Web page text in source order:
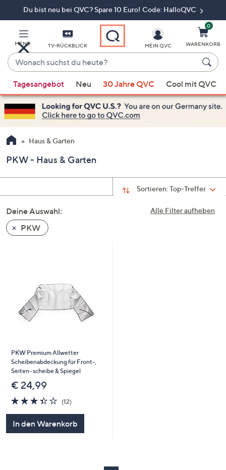
Du bist neu bei QVC? Spare 10 Euro! Code: HalloQVC
MENÜ TV-RÜCKBLICK
Wonach
suchst
du
heute?
Vorschläge
verfügbar
sind,
verwenden
Sie
Pfeiltasten
nach
und
nach
unten
oder
Geräten
nach
links
um
diese
anzuzeigen.
MEIN QVC
0
WARENKORB
Tagesangebot Neu 30 Jahre QVC Cool mit QVC
Haus & Garten
PKW - Haus & Garten
Sortieren:Top-Treffer
Alle Filter aufheben
Deine Auswahl:
PKW
PKW Premium Allwetter
Scheibenabdeckung für Front-,
Seiten- scheibe & Spiegel
€ 24,99
3.3
von
(12)12
In den Warenkorb